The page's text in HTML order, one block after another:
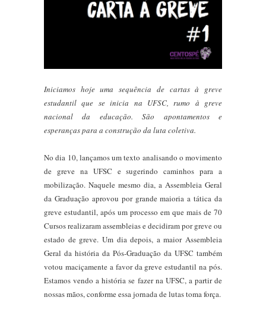
Iniciamos hoje uma sequência de cartas à greve
estudantil que se inicia na UFSC, rumo à greve
nacional da educação. São apontamentos e
esperanças para a construção da luta coletiva.
No dia 10, lançamos um texto analisando o movimento
de greve na UFSC e sugerindo caminhos para a
mobilização. Naquele mesmo dia, a Assembleia Geral
da Graduação aprovou por grande maioria a tática da
greve estudantil, após um processo em que mais de 70
Cursos realizaram assembleias e decidiram por greve ou
estado de greve. Um dia depois, a maior Assembleia
Geral da história da Pós-Graduação da UFSC também
votou maciçamente a favor da greve estudantil na pós.
Estamos vendo a história se fazer na UFSC, a partir de
nossas mãos, conforme essa jornada de lutas toma força.